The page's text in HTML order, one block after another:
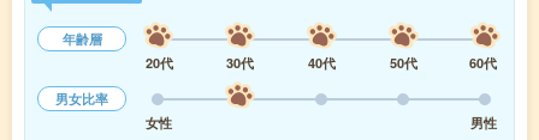
年齢層
20代
30代 40代 50代
60代
男女比率
女性
男性